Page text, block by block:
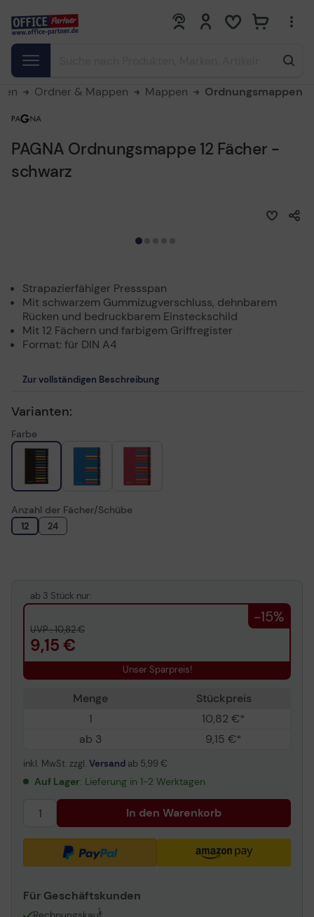
0 0
Ordner & Mappen Mappen Ordnungsmappen
PAGNA Ordnungsmappe 12 Fächer -
schwarz
Strapazierfähiger Pressspan
Mit schwarzem Gummizugverschluss, dehnbarem
Rücken und bedruckbarem Einsteckschild
Mit 12 Fächern und farbigem Griffregister
Format: für DIN A4
Zur vollständigen Beschreibung
Varianten:
Farbe
Anzahl der Fächer/Schübe
12 24
UVP : 10,82 €
9,15 €
ab 3 Stück nur:
-15%
Unser Sparpreis!
inkl. MwSt. zzgl. Versand ab 5,99 €
Menge
Stückpreis
1
10,82 €*
ab 3
9,15 €*
Auf Lager: Lieferung in 1-2 Werktagen
In den Warenkorb
Für Geschäftskunden
1